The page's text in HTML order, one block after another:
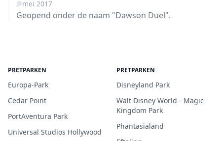
5 mei 2017
Geopend onder de naam "Dawson Duel".
PRETPARKEN
Europa-Park
Cedar Point
PortAventura Park
Universal Studios Hollywood
PRETPARKEN
Disneyland Park
Walt Disney World - Magic
Kingdom Park
Phantasialand